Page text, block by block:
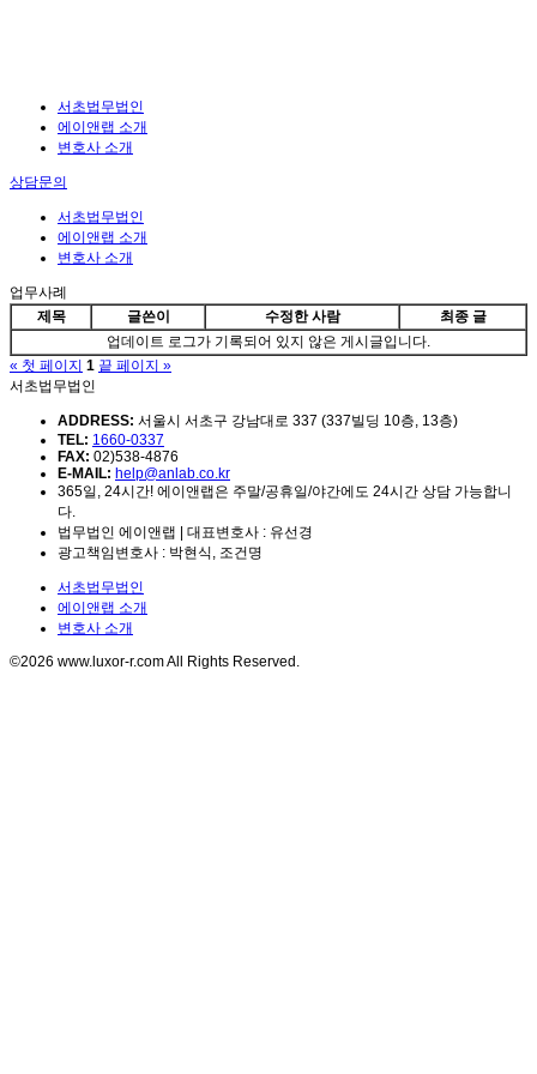
서초법무법인
에이앤랩 소개
변호사 소개
상담문의
서초법무법인
에이앤랩 소개
변호사 소개
업무사례
제목
글쓴이 수정한 사람
최종 글
업데이트 로그가 기록되어 있지 않은 게시글입니다.
« 첫 페이지 1 끝 페이지 »
서초법무법인
ADDRESS: 서울시 서초구 강남대로 337 (337빌딩 10층, 13층)
TEL: 1660-0337
FAX: 02)538-4876
E-MAIL: help@anlab.co.kr
365일, 24시간! 에이앤랩은 주말/공휴일/야간에도 24시간 상담 가능합니
다.
법무법인 에이앤랩 | 대표변호사 : 유선경
광고책임변호사 : 박현식, 조건명
서초법무법인
에이앤랩 소개
변호사 소개
©2026 www.luxor-r.com All Rights Reserved.